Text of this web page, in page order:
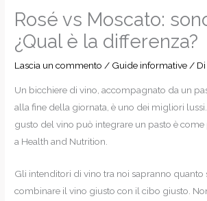
Rosé vs Moscato:
¿Qual è la differenza?
Lascia un commento / Guide informative/
Un bicchiere di vino, accompagnato da un
alla fine della giornata, è uno dei migliori
gusto del vino può integrare un pasto è
a Health and Nutrition.
Gli intenditori di vino tra noi sapranno quanto
combinare il vino giusto con il cibo giusto.